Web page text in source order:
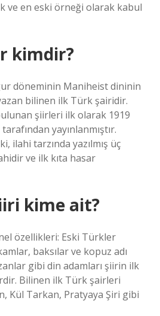
ve en eski örneği olarak kabul
kimdir?
döneminin Maniheist dininin
bilinen ilk Türk şairidir.
şiirleri ilk olarak 1919
yayınlanmıştır.
ilahi tarzında yazılmış üç
ve ilk kıta hasar
kime ait?
özellikleri: Eski Türkler
baksılar ve kopuz adı
gibi din adamları şiirin ilk
Bilinen ilk Türk şairleri
Kül Tarkan, Pratyaya Şiri gibi